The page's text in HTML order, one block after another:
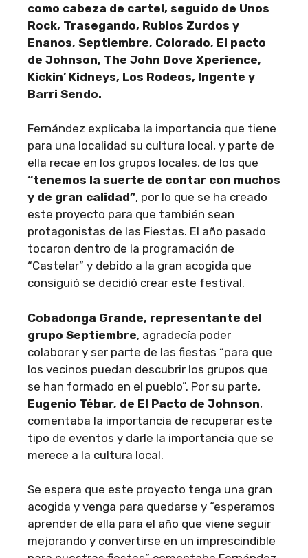
como cabeza de cartel, seguido de Unos
Rock, Trasegando, Rubios Zurdos y
Enanos, Septiembre, Colorado, El pacto
de Johnson, The John Dove Xperience,
Kickin’ Kidneys, Los Rodeos, Ingente y
Barri Sendo.
Fernández explicaba la importancia que tiene
para una localidad su cultura local, y parte de
ella recae en los grupos locales, de los que
“tenemos la suerte de contar con muchos
y de gran calidad”, por lo que se ha creado
este proyecto para que también sean
protagonistas de las Fiestas. El año pasado
tocaron dentro de la programación de
“Castelar” y debido a la gran acogida que
consiguió se decidió crear este festival.
Cobadonga Grande, representante del
grupo Septiembre, agradecía poder
colaborar y ser parte de las fiestas “para que
los vecinos puedan descubrir los grupos que
se han formado en el pueblo”. Por su parte,
Eugenio Tébar, de El Pacto de Johnson,
comentaba la importancia de recuperar este
tipo de eventos y darle la importancia que se
merece a la cultura local.
Se espera que este proyecto tenga una gran
acogida y venga para quedarse y “esperamos
aprender de ella para el año que viene seguir
mejorando y convertirse en un imprescindible